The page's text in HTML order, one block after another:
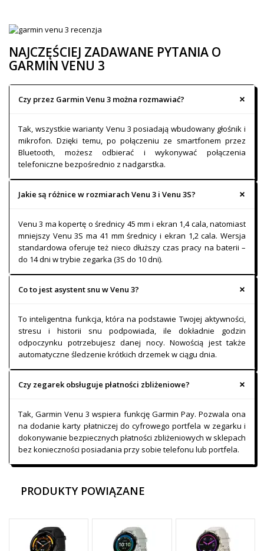
NAJCZĘŚCIEJ ZADAWANE PYTANIA O
GARMIN VENU 3
Czy przez Garmin Venu 3 można rozmawiać?
Tak, wszystkie warianty Venu 3 posiadają wbudowany głośnik i
mikrofon. Dzięki temu, po połączeniu ze smartfonem przez
Bluetooth, możesz odbierać i wykonywać połączenia
telefoniczne bezpośrednio z nadgarstka.
Jakie są różnice w rozmiarach Venu 3 i Venu 3S?
Venu 3 ma kopertę o średnicy 45 mm i ekran 1,4 cala, natomiast
mniejszy Venu 3S ma 41 mm średnicy i ekran 1,2 cala. Wersja
standardowa oferuje też nieco dłuższy czas pracy na baterii –
do 14 dni w trybie zegarka (3S do 10 dni).
Co to jest asystent snu w Venu 3?
To inteligentna funkcja, która na podstawie Twojej aktywności,
stresu i historii snu podpowiada, ile dokładnie godzin
odpoczynku potrzebujesz danej nocy. Nowością jest także
automatyczne śledzenie krótkich drzemek w ciągu dnia.
Czy zegarek obsługuje płatności zbliżeniowe?
Tak, Garmin Venu 3 wspiera funkcję Garmin Pay. Pozwala ona
na dodanie karty płatniczej do cyfrowego portfela w zegarku i
dokonywanie bezpiecznych płatności zbliżeniowych w sklepach
bez konieczności posiadania przy sobie telefonu lub portfela.
PRODUKTY POWIĄZANE